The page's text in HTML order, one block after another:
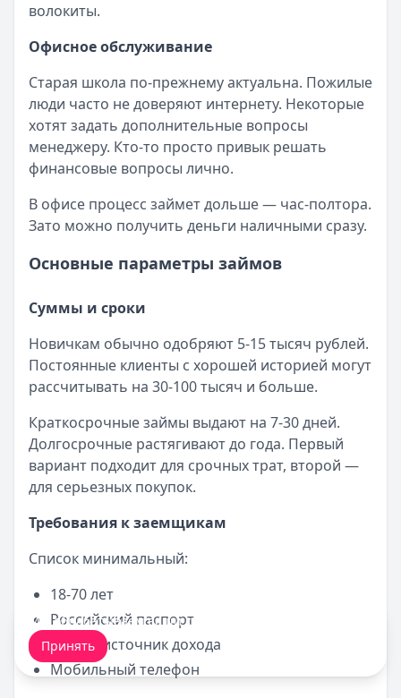
волокиты.
Офисное обслуживание
Старая школа по-прежнему актуальна. Пожилые
люди часто не доверяют интернету. Некоторые
хотят задать дополнительные вопросы
менеджеру. Кто-то просто привык решать
финансовые вопросы лично.
В офисе процесс займет дольше — час-полтора.
Зато можно получить деньги наличными сразу.
Основные параметры займов
Суммы и сроки
Новичкам обычно одобряют 5-15 тысяч рублей.
Постоянные клиенты с хорошей историей могут
рассчитывать на 30-100 тысяч и больше.
Краткосрочные займы выдают на 7-30 дней.
Долгосрочные растягивают до года. Первый
вариант подходит для срочных трат, второй —
для серьезных покупок.
Требования к заемщикам
Список минимальный:
18-70 лет
Российский паспорт
Любой источник дохода
Мобильный телефон
Мы обрабатываем ваши cookie-файлы
Принять